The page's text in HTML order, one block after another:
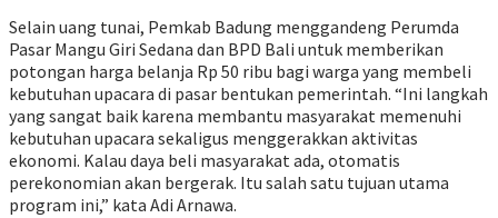
Selain uang tunai, Pemkab Badung menggandeng Perumda
Pasar Mangu Giri Sedana dan BPD Bali untuk memberikan
potongan harga belanja Rp 50 ribu bagi warga yang membeli
kebutuhan upacara di pasar bentukan pemerintah. “Ini langkah
yang sangat baik karena membantu masyarakat memenuhi
kebutuhan upacara sekaligus menggerakkan aktivitas
ekonomi. Kalau daya beli masyarakat ada, otomatis
perekonomian akan bergerak. Itu salah satu tujuan utama
program ini,” kata Adi Arnawa.